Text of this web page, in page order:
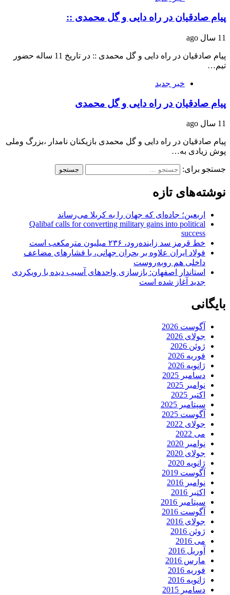
پیام صادقیان در راه دایی و گل محمدی ::
11 سال ago
پیام صادقیان در راه دایی و گل محمدی :: در تاریخ 11 ساله حضور
تیم…
خبر جدید
پیام صادقیان در راه دایی و گل محمدی
11 سال ago
پیام صادقیان در راه دایی و گل محمدی بازیکنان نامدار ،بزرگ وملی
پوش زیادی به…
جستجو برای:
نوشته‌های تازه
اربعین؛ جاده‌ای که جهان را به کربلا می‌رساند
Qalibaf calls for converting military gains into political
success
خط قرمز سد زاینده‌رود، ۲۳۶ میلیون مترمکعب است
فولاد ایران علاوه بر بحران جهانی، با فشارهای مضاعف
داخلی هم روبه‌روست
استاندار اصفهان: بازسازی واحدهای آسیب دیده با رویکردی
جدید آغاز شده است
بایگانی
آگوست 2026
جولای 2026
ژوئن 2026
فوریه 2026
ژانویه 2026
دسامبر 2025
نوامبر 2025
اکتبر 2025
سپتامبر 2025
آگوست 2025
جولای 2022
می 2022
نوامبر 2020
جولای 2020
ژانویه 2020
آگوست 2019
نوامبر 2016
اکتبر 2016
سپتامبر 2016
آگوست 2016
جولای 2016
ژوئن 2016
می 2016
آوریل 2016
مارس 2016
فوریه 2016
ژانویه 2016
دسامبر 2015